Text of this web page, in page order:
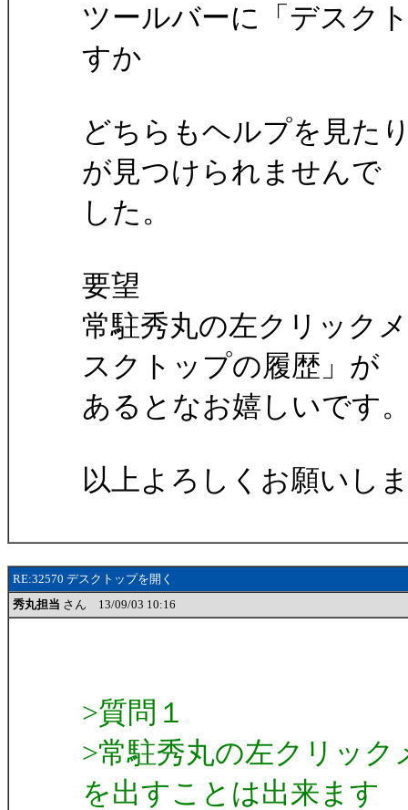
ツールバーに「デスク
すか
どちらもヘルプを見た
が見つけられませんで
した。
要望
常駐秀丸の左クリック
スクトップの履歴」が
あるとなお嬉しいです
以上よろしくお願いし
RE:32570 デスクトップを開く
秀丸担当 さん 13/09/03 10:16
>質問１
>常駐秀丸の左クリッ
を出すことは出来ます